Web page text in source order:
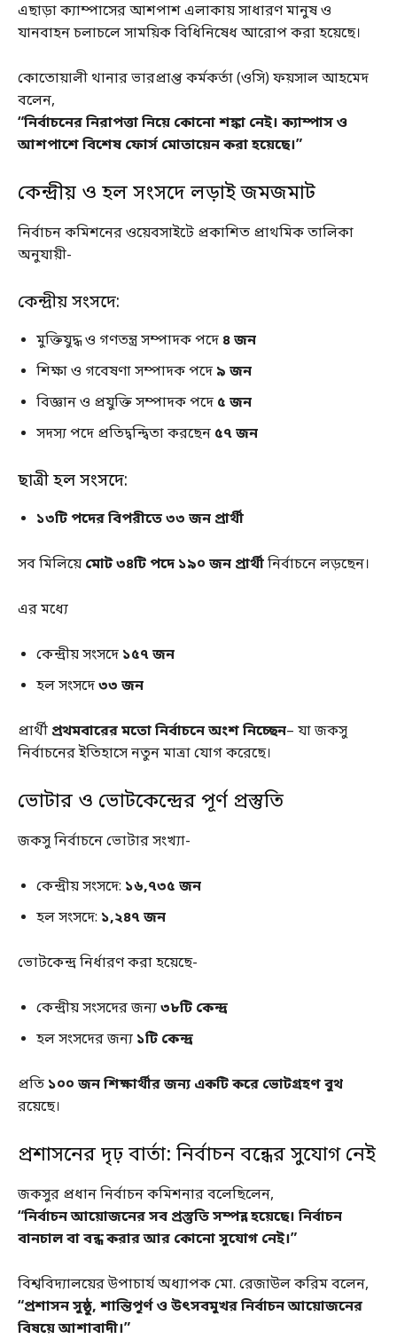
এছাড়া ক্যাম্পাসের আশপাশ এলাকায় সাধারণ মানুষ ও
যানবাহন চলাচলে সাময়িক বিধিনিষেধ আরোপ করা হয়েছে।
কোতোয়ালী থানার ভারপ্রাপ্ত কর্মকর্তা (ওসি) ফয়সাল আহমেদ
বলেন,
“নির্বাচনের নিরাপত্তা নিয়ে কোনো শঙ্কা নেই। ক্যাম্পাস ও
আশপাশে বিশেষ ফোর্স মোতায়েন করা হয়েছে।”
কেন্দ্রীয় ও হল সংসদে লড়াই জমজমাট
নির্বাচন কমিশনের ওয়েবসাইটে প্রকাশিত প্রাথমিক তালিকা
অনুযায়ী-
কেন্দ্রীয় সংসদে:
মুক্তিযুদ্ধ ও গণতন্ত্র সম্পাদক পদে ৪ জন
শিক্ষা ও গবেষণা সম্পাদক পদে ৯ জন
বিজ্ঞান ও প্রযুক্তি সম্পাদক পদে ৫ জন
সদস্য পদে প্রতিদ্বন্দ্বিতা করছেন ৫৭ জন
ছাত্রী হল সংসদে:
১৩টি পদের বিপরীতে ৩৩ জন প্রার্থী
সব মিলিয়ে মোট ৩৪টি পদে ১৯০ জন প্রার্থীনির্বাচনে লড়ছেন।
এর মধ্যে
কেন্দ্রীয় সংসদে ১৫৭ জন
হল সংসদে৩৩ জন
প্রার্থী প্রথমবারের মতো নির্বাচনে অংশ নিচ্ছেন– যা জকসু
নির্বাচনের ইতিহাসে নতুন মাত্রা যোগ করেছে।
ভোটার ও ভোটকেন্দ্রের পূর্ণ প্রস্তুতি
জকসু নির্বাচনে ভোটার সংখ্যা-
কেন্দ্রীয় সংসদে: ১৬,৭৩৫ জন
হল সংসদে: ১,২৪৭ জন
ভোটকেন্দ্র নির্ধারণ করা হয়েছে-
কেন্দ্রীয় সংসদের জন্য৩৮টি কেন্দ্র
হল সংসদের জন্য ১টি কেন্দ্র
প্রতি ১০০ জন শিক্ষার্থীর জন্য একটি করে ভোটগ্রহণ বুথ
রয়েছে।
প্রশাসনের দৃঢ় বার্তা: নির্বাচন বন্ধের সুযোগ নেই
জকসুর প্রধান নির্বাচন কমিশনার বলেছিলেন,
“নির্বাচন আয়োজনের সব প্রস্তুতি সম্পন্ন হয়েছে। নির্বাচন
বানচাল বা বন্ধ করার আর কোনো সুযোগ নেই।”
বিশ্ববিদ্যালয়ের উপাচার্য অধ্যাপক মো. রেজাউল করিম বলেন,
“প্রশাসন সুষ্ঠু, শান্তিপূর্ণ ও উৎসবমুখর নির্বাচন আয়োজনের
বিষয়ে আশাবাদী।”